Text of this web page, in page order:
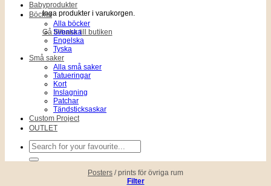
Inga produkter i varukorgen.
Gå tillbaka till butiken
Babyprodukter
Böcker
Alla böcker
Svenska
Engelska
Tyska
Små saker
Alla små saker
Tatueringar
Kort
Inslagning
Patchar
Tändsticksaskar
Custom Project
OUTLET
Sök
efter:
Posters /prints för övriga rum
Filter